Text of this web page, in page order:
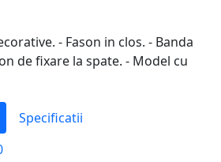
- Fason in clos. - Banda
de fixare la spate. - Model cu
Specificatii